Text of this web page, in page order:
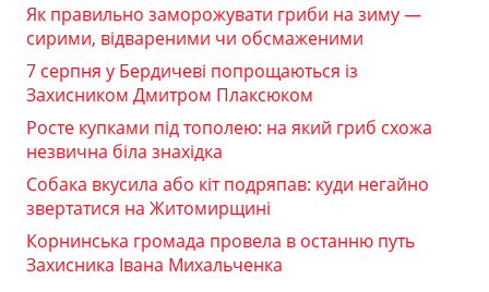
Як правильно заморожувати гриби на зиму —
сирими, відвареними чи обсмаженими
7 серпня у Бердичеві попрощаються із
Захисником Дмитром Плаксюком
Росте купками під тополею: на який гриб схожа
незвична біла знахідка
Собака вкусила або кіт подряпав: куди негайно
звертатися на Житомирщині
Корнинська громада провела в останню путь
Захисника Івана Михальченка